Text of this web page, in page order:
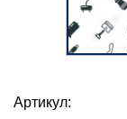
Артикул: